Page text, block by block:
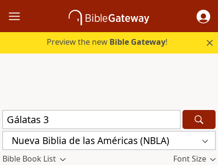
Preview the new Bible Gateway!
Nueva Biblia de las Américas (NBLA)
Bible Book List Font Size